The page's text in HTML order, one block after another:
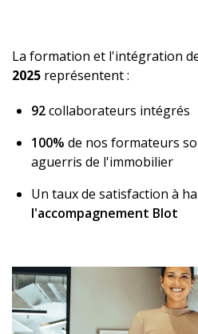
La formation et l'intégration
2025 représentent :
92collaborateurs intégrés
100% de nos formateurs
aguerris de l'immobilier
Un taux de satisfaction à
l'accompagnement Blot